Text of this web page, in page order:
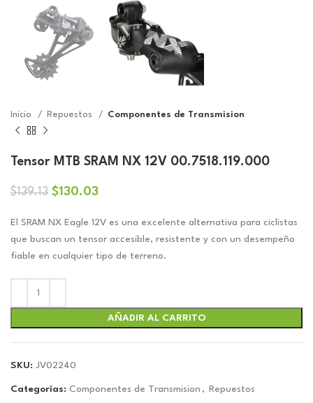
Inicio Repuestos Componentes de Transmision
Tensor MTB SRAM NX 12V 00.7518.119.000
$139.13 El
original
era:
$139.13.
$130.03El
actual
es:
$130.03.
El SRAM NX Eagle 12V es una excelente alternativa para ciclistas
que buscan un tensor accesible, resistente y con un desempeño
fiable en cualquier tipo de terreno.
AÑADIR AL CARRITO
SKU: JV02240
Categorías: Componentes de Transmision , Repuestos